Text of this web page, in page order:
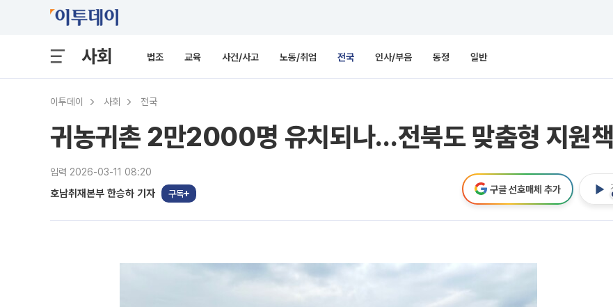
사회 법조 교육 사건/사고 노동/취업 전국 인사/부음 동정 일반
이투데이 사회 전국
귀농귀촌 2만2000명 유치되나…전북도 맞춤형 지원
입력 2026-03-11 08:20
호남취재본부 한승하 기자 구독 구글 선호매체 추가